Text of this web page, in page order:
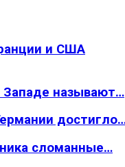
и США
Западе называют…
сломанные…